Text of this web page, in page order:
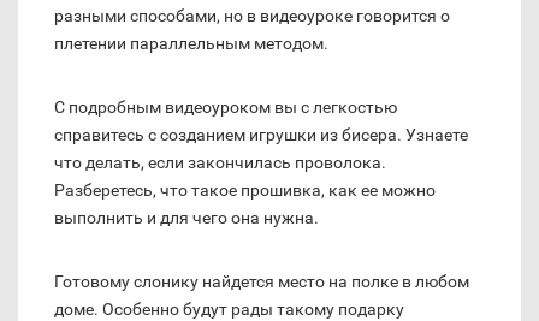
разными способами, но в видеоуроке говорится о
плетении параллельным методом.
С подробным видеоуроком вы с легкостью
справитесь с созданием игрушки из бисера. Узнаете
что делать, если закончилась проволока.
Разберетесь, что такое прошивка, как ее можно
выполнить и для чего она нужна.
Готовому слонику найдется место на полке в любом
доме. Особенно будут рады такому подарку